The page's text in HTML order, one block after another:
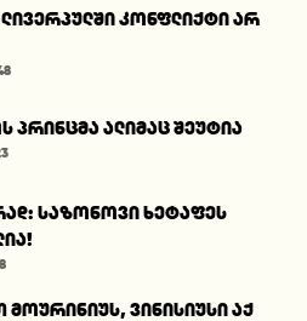
კონფლიქტი არ
პრინცმა ალიმაც შეუტია
საზონოვი ხეტაფეს
მოურინიუს, ვინისიუსი აქ